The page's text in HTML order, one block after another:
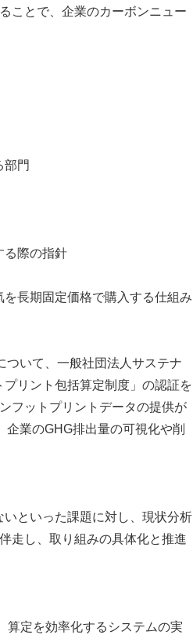
ことで、企業のカーボンニュー
部門
る際の指針
長期固定価格で購入する仕組み
ついて、一般社団法人サステナ
リント包括算定制度」の認証を
フットプリントデータの提供が
業のGHG排出量の可視化や削
といった課題に対し、現状分析
走し、取り組みの具体化と推進
算定を効率化するシステムの実